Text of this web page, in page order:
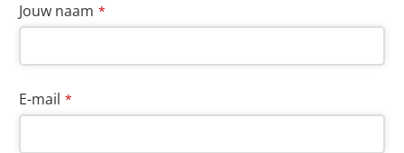
Jouw naam *
E-mail *